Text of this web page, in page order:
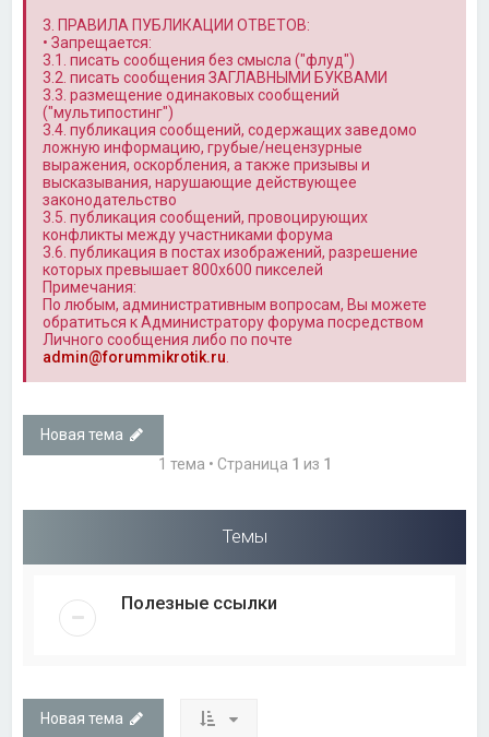
3. ПРАВИЛА ПУБЛИКАЦИИ ОТВЕТОВ:
• Запрещается:
3.1. писать сообщения без смысла ("флуд")
3.2. писать сообщения ЗАГЛАВНЫМИ БУКВАМИ
3.3. размещение одинаковых сообщений
("мультипостинг")
3.4. публикация сообщений, содержащих заведомо
ложную информацию, грубые/нецензурные
выражения, оскорбления, а также призывы и
высказывания, нарушающие действующее
законодательство
3.5. публикация сообщений, провоцирующих
конфликты между участниками форума
3.6. публикация в постах изображений, разрешение
которых превышает 800x600 пикселей
Примечания:
По любым, административным вопросам, Вы можете
обратиться к Администратору форума посредством
Личного сообщения либо по почте
admin@forummikrotik.ru
Новая тема
1 тема • Страница 1 из 1
Темы
Полезные ссылки
Новая тема